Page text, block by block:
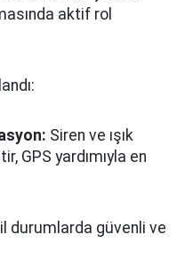
aktif rol
Siren ve ışık
GPS yardımıyla en
durumlarda güvenli ve